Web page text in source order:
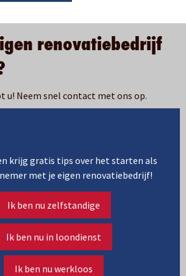
renovatiebedrijf
u! Neem snel contact met ons op.
krijg gratis tips over het starten als
met je eigen renovatiebedrijf!
Ik ben nu zelfstandige
Ik ben nu in loondienst
Ik ben nu werkloos